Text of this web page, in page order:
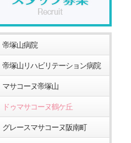
帝塚山病院
帝塚山リハビリテーション病院
マサコーヌ帝塚山
ドゥマサコーヌ鶴ケ丘
グレースマサコーヌ阪南町